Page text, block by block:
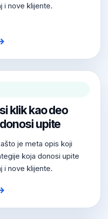
i nove klijente.
klik kao deo
upite
je meta opis koji
koja donosi upite
i nove klijente.